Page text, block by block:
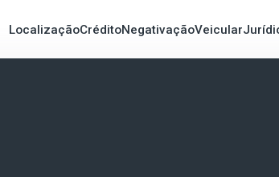
LocalizaçãoCréditoNegativaçãoVeicular